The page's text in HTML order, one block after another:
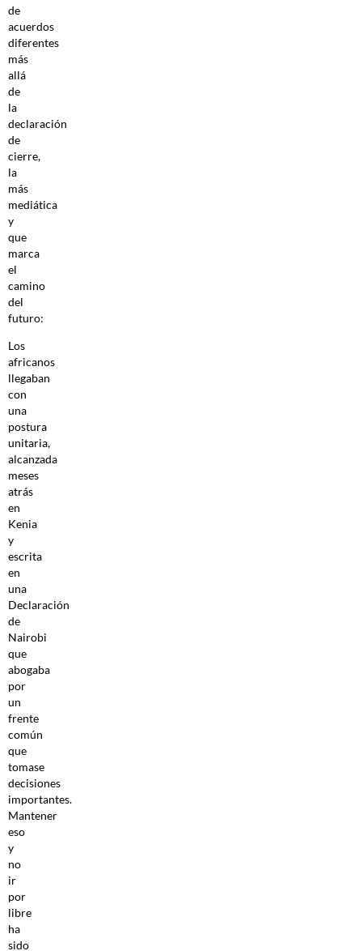
de
acuerdos
diferentes
más
allá
de
la
declaración
de
cierre,
la
más
mediática
y
que
marca
el
camino
del
futuro:
Los
africanos
llegaban
con
una
postura
unitaria,
alcanzada
meses
atrás
en
Kenia
y
escrita
en
una
Declaración
de
Nairobi
que
abogaba
por
un
frente
común
que
tomase
decisiones
importantes.
Mantener
eso
y
no
ir
por
libre
ha
sido